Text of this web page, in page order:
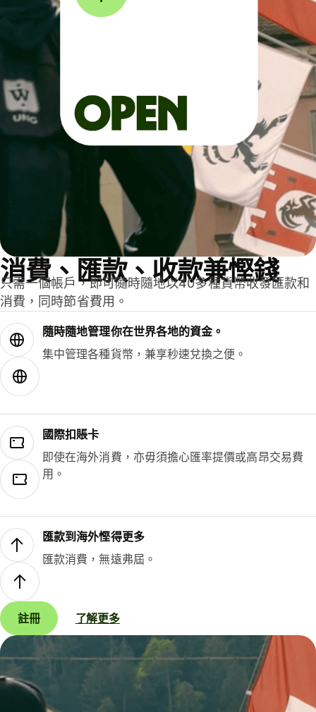
消費、匯款、收款兼慳錢
只需一個帳戶，即可隨時隨地以40多種貨幣收發匯款和
消費，同時節省費用。
隨時隨地管理你在世界各地的資金。
集中管理各種貨幣，兼享秒速兌換之便。
國際扣賬卡
即使在海外消費，亦毋須擔心匯率提價或高昂交易費
用。
匯款到海外慳得更多
匯款消費，無遠弗屆。
註冊 了解更多